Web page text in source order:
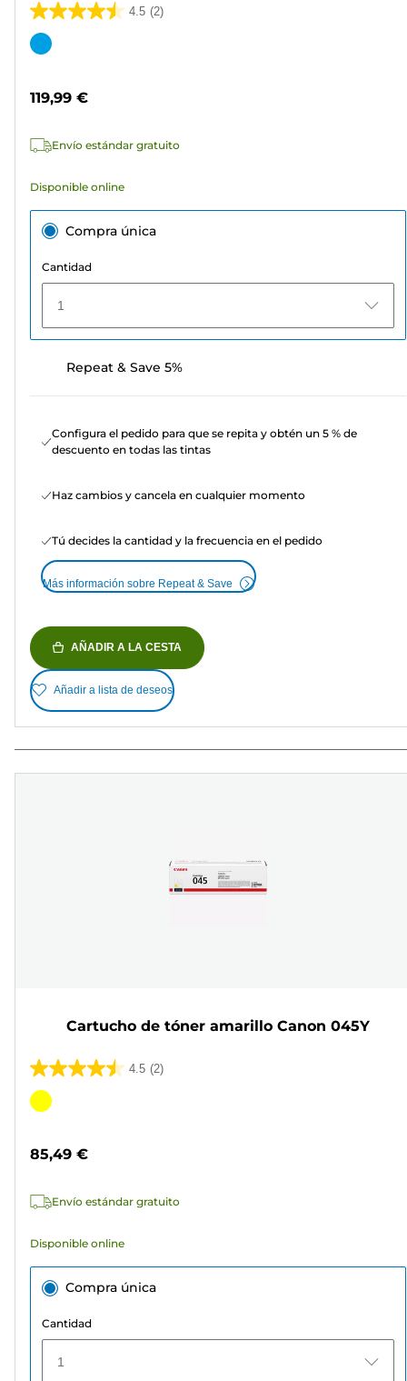
4.5 (2)
4.5
de
2
Cartucho
119,99 €
Envío estándar gratuito
Disponible online
Compra única
Cantidad
1
Repeat & Save 5%
Configura el pedido para que se repita y obtén un 5 % de
descuento en todas las tintas
Haz cambios y cancela en cualquier momento
Tú decides la cantidad y la frecuencia en el pedido
Más información sobre Repeat & Save
AÑADIR A LA CESTA
Añadir a lista de deseos
Cartucho de tóner amarillo Canon 045Y
4.5 (2)
4.5
de
2
Cartucho
color
85,49 €
Envío estándar gratuito
Disponible online
Compra única
Cantidad
1